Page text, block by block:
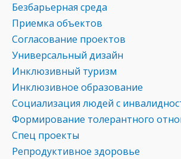
Безбарьерная среда
Приемка объектов
Согласование проектов
Универсальный дизайн
Инклюзивный туризм
Инклюзивное образование
Социализация людей с
Формирование толерантного
Спец проекты
Репродуктивное здоровье